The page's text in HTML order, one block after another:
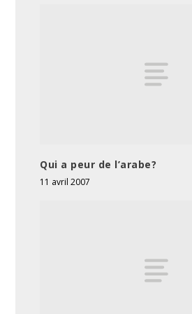
Qui a peur de l’arabe?
11 avril 2007